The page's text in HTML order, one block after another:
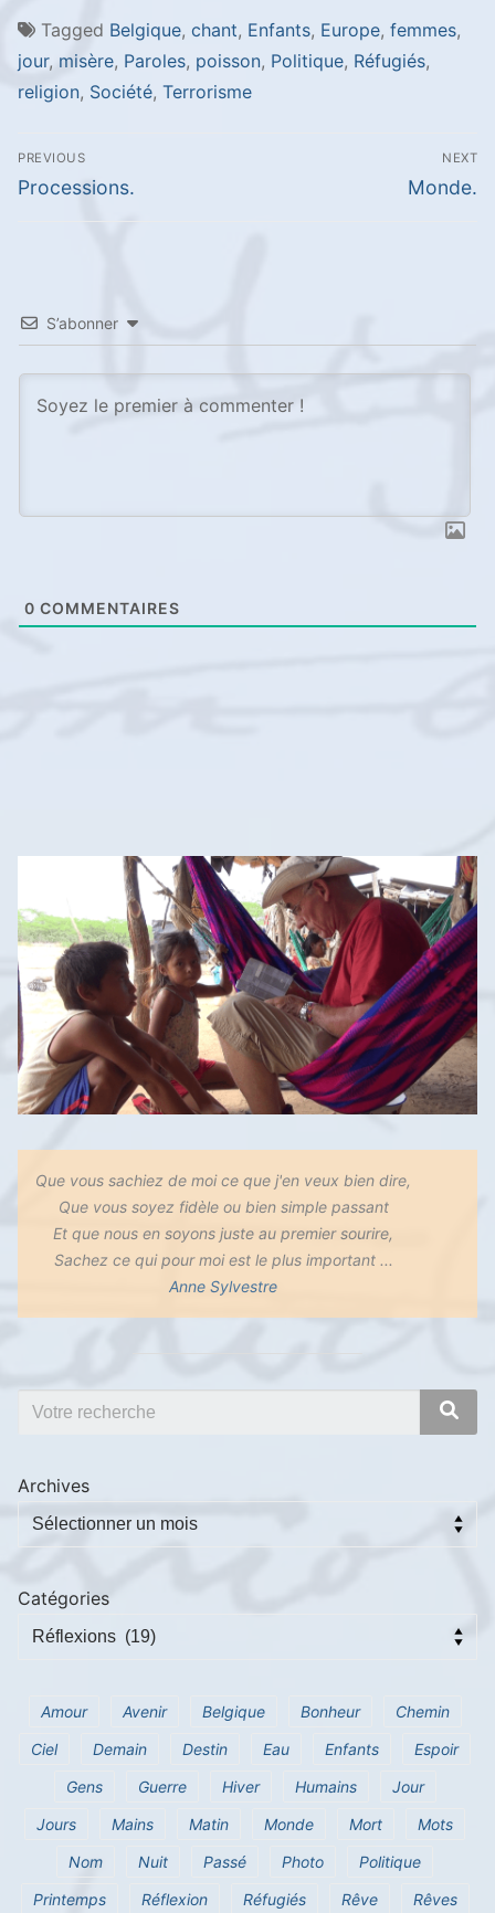
Tagged Belgique, chant, Enfants, Europe, femmes,
jour, misère, Paroles, poisson, Politique, Réfugiés,
religion, Société, Terrorisme
Navigation
de
l’article
PREVIOUS
Previous
Processions.
NEXT
Next
Monde.
S’abonner
0 COMMENTAIRES
Que vous sachiez de moi ce que j'en veux bien dire,
Que vous soyez fidèle ou bien simple passant
Et que nous en soyons juste au premier sourire,
Sachez ce qui pour moi est le plus important ...
Anne Sylvestre
Archives
Catégories
Amour Avenir Belgique Bonheur
Chemin
Ciel
Demain Destin Eau Enfants
Espoir
Gens
Guerre Hiver Humains
Jour
Jours
Mains Matin Monde Mort
Mots
Nom
Nuit Passé Photo
Politique
Printemps
Réflexion Réfugiés Rêve
Rêves